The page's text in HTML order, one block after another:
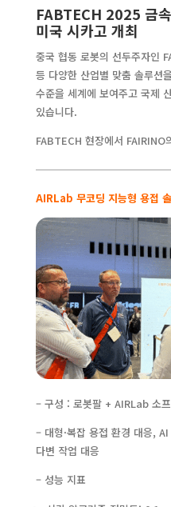
FABTECH 2025 금
미국 시카고 개최
중국 협동 로봇의 선두주자인
등 다양한 산업별 맞춤 솔루션
수준을 세계에 보여주고 국제
있습니다.
FABTECH 현장에서 FAIRINO
AIRLab 무코딩 지능형 용접
– 구성 : 로봇팔 + AIRLab 소
– 대형·복잡 용접 환경 대응,
다변 작업 대응
– 성능 지표